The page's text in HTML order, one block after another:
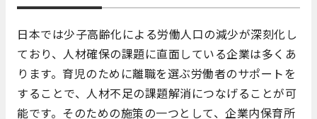
日本では少子高齢化による労働人口の減少が深刻化し
ており、人材確保の課題に直面している企業は多くあ
ります。育児のために離職を選ぶ労働者のサポートを
することで、人材不足の課題解消につなげることが可
能です。そのための施策の一つとして、企業内保育所